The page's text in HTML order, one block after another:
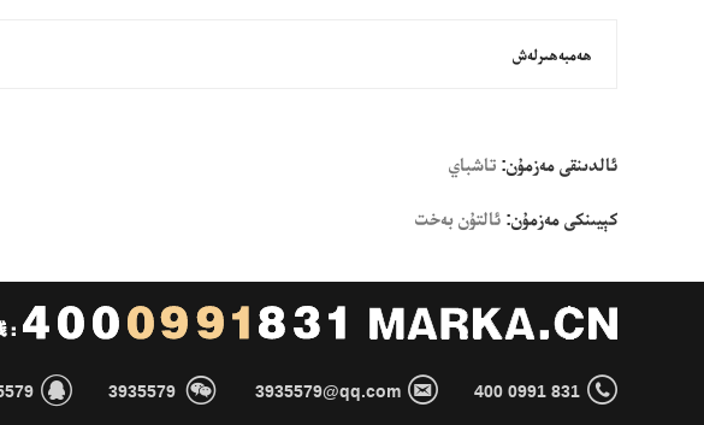
ھەمبەھىرلەش
ئالدىنقى مەزمۇن: تاشباي
كېيىنكى مەزمۇن: ئالتۇن بەخت

400 0991 831

3935579@qq.com

3935579
